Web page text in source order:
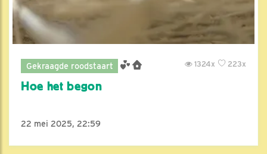
Gekraagde roodstaart 223x
1324x
Hoe het begon
22 mei 2025, 22:59